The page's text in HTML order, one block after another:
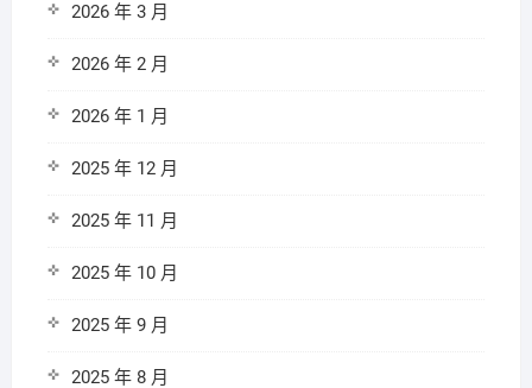
2026 年 3 月
2026 年 2 月
2026 年 1 月
2025 年 12 月
2025 年 11 月
2025 年 10 月
2025 年 9 月
2025 年 8 月